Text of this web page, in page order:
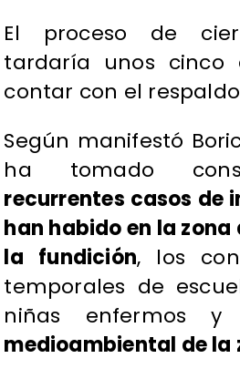
El proceso de
tardaría unos cinco
contar con el
Según manifestó
ha tomado
recurrentes casos de
han habido en la
la fundición, los
temporales de
niñas enfermos y
medioambiental de la